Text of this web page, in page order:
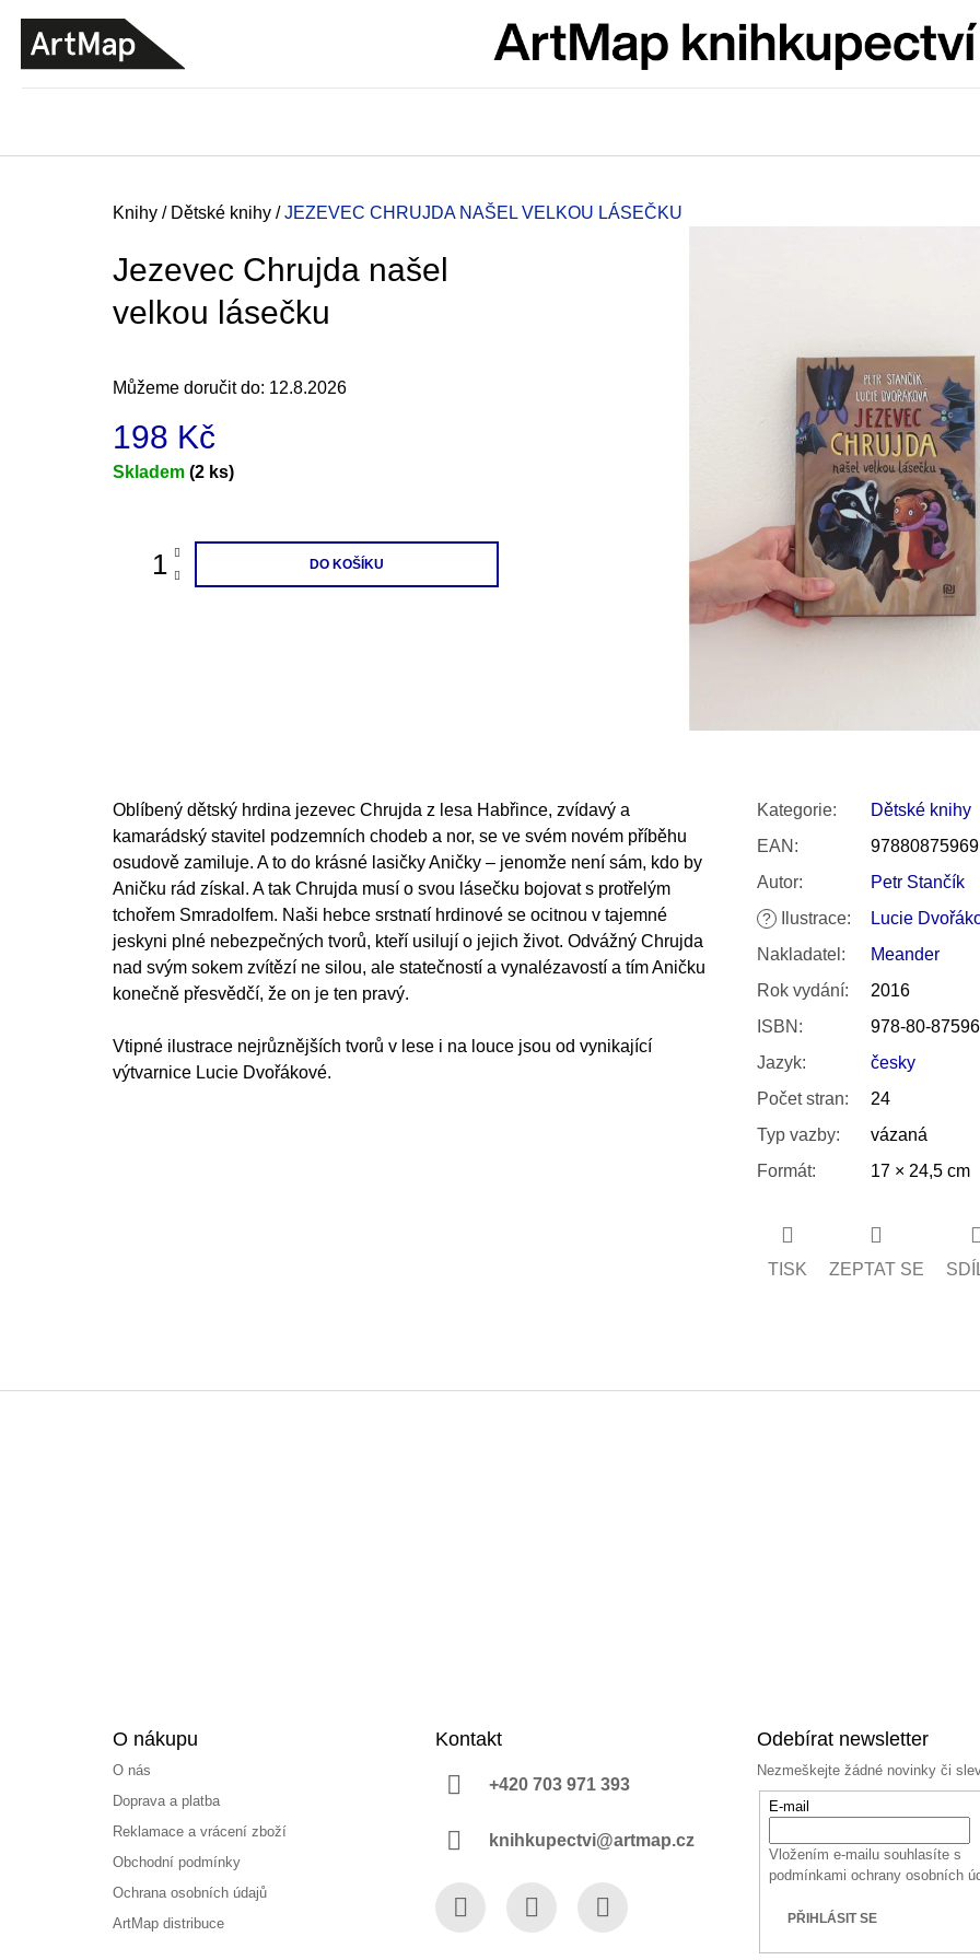
Domů
Knihy / Dětské knihy / JEZEVEC CHRUJDA NAŠEL VELKOU LÁSEČKU
Jezevec Chrujda našel
velkou lásečku
Můžeme doručit do: 12.8.2026
198 Kč
Měrná
Skladem (2 ks)
DO KOŠÍKU
Oblíbený dětský hrdina jezevec Chrujda z lesa Habřince, zvídavý a
kamarádský stavitel podzemních chodeb a nor, se ve svém novém příběhu
osudově zamiluje. A to do krásné lasičky Aničky – jenomže není sám, kdo by
Aničku rád získal. A tak Chrujda musí o svou lásečku bojovat s protřelým
tchořem Smradolfem. Naši hebce srstnatí hrdinové se ocitnou v tajemné
jeskyni plné nebezpečných tvorů, kteří usilují o jejich život. Odvážný Chrujda
nad svým sokem zvítězí ne silou, ale statečností a vynalézavostí a tím Aničku
konečně přesvědčí, že on je ten pravý.
Vtipné ilustrace nejrůznějších tvorů v lese i na louce jsou od vynikající
výtvarnice Lucie Dvořákové.
Kategorie:
Dětské knihy
EAN :
Autor: Petr Stančík
? Ilustrace:
Lucie
Nakladatel :
Meander
Rok vydání:
2016
ISBN :
978-80-
Jazyk:
česky
Počet stran:
24
Typ vazby:
vázaná
Formát: 17 × 24,5 cm
TISK ZEPTAT SE
ZPĚT
DO
OBCHODU
ZPĚT
DO
OBCHODU
VÝVAR
NEJEN
300 Kč
Původně:
350 Kč
O nákupu
O nás
Doprava a platba
Reklamace a vrácení zboží
Obchodní podmínky
Ochrana osobních údajů
ArtMap distribuce
Kontakt
+420 703 971 393
knihkupectvi@artmap.cz
Odebírat newsletter
Nezmeškejte žádné novinky či
E-mail
Vložením e-mailu souhlasíte s
podmínkami ochrany osobních
PŘIHLÁSIT SE